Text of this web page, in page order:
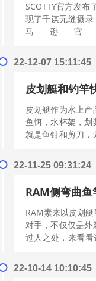
SCOTTY官方发
现了千谋无缝摄
马逊
22-12-07 15:11:45
皮划艇和钓竿
皮划艇作为水上产
鱼饵，水杯架，
就是鱼钳和剪刀，
身...[阅读更多]
22-11-25 09:31:24
RAM侧弯曲
RAM素来以皮划
对手，不仅仅是
过人之处，来看
多]
22-10-14 10:10:45